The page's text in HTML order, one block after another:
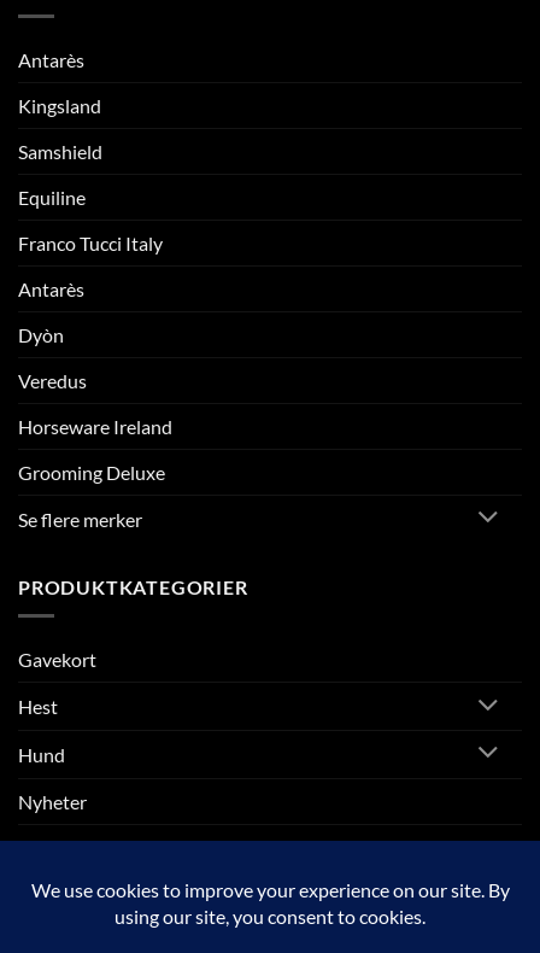
Antarès
Kingsland
Samshield
Equiline
Franco Tucci Italy
Antarès
Dyòn
Veredus
Horseware Ireland
Grooming Deluxe
Se flere merker
PRODUKTKATEGORIER
Gavekort
Hest
Hund
Nyheter
Rytter
SALG